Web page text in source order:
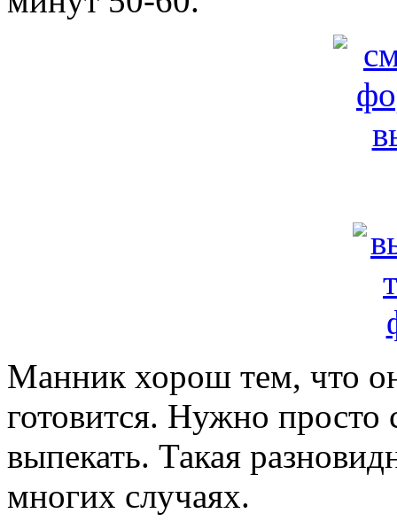
Манник хорош тем, что
готовится. Нужно просто
выпекать. Такая
многих случаях.